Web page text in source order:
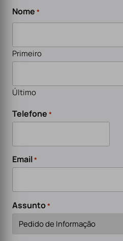
Nome *
Primeiro
Último
Telefone *
Email*
Assunto*